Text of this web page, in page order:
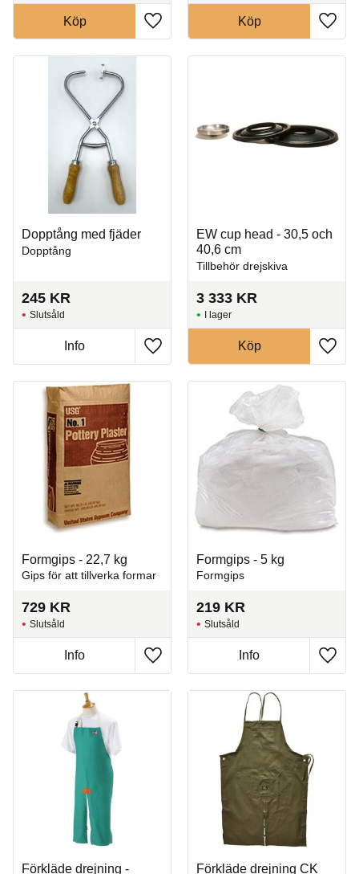
Lägg till i favoriter
Köp
Lägg
Köp
Dopptång med fjäder
Dopptång
245 KR
Lägg till i favoriter
Slutsåld
Info
EW cup head - 30,5 och
40,6 cm
Tillbehör drejskiva
3 333 KR
Lägg
I lager
Köp
Formgips - 22,7 kg
Gips för att tillverka formar
729 KR
Lägg till i favoriter
Slutsåld
Info
Formgips - 5 kg
Formgips
219 KR
Lägg
Slutsåld
Info
Förkläde drejning - Förkläde drejning CK